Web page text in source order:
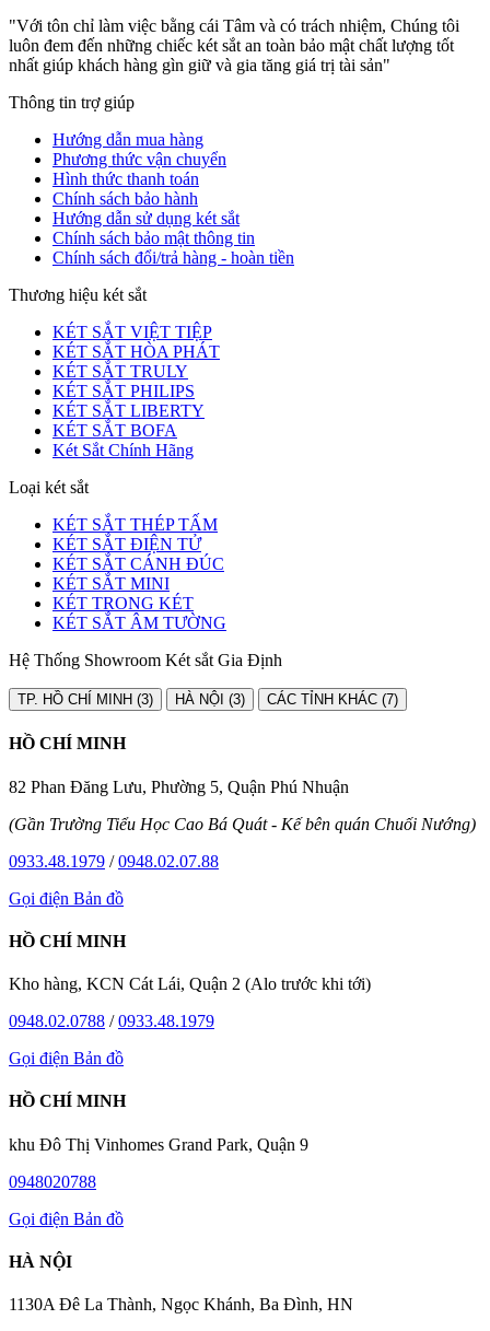
"Với tôn chỉ làm việc bằng cái Tâm và có trách nhiệm, Chúng tôi
luôn đem đến những chiếc két sắt an toàn bảo mật chất lượng tốt
nhất giúp khách hàng gìn giữ và gia tăng giá trị tài sản"
Thông tin trợ giúp
Hướng dẫn mua hàng
Phương thức vận chuyển
Hình thức thanh toán
Chính sách bảo hành
Hướng dẫn sử dụng két sắt
Chính sách bảo mật thông tin
Chính sách đổi/trả hàng - hoàn tiền
Thương hiệu két sắt
KÉT SẮT VIỆT TIỆP
KÉT SẮT HÒA PHÁT
KÉT SẮT TRULY
KÉT SẮT PHILIPS
KÉT SẮT LIBERTY
KÉT SẮT BOFA
Két Sắt Chính Hãng
Loại két sắt
KÉT SẮT THÉP TẤM
KÉT SẮT ĐIỆN TỬ
KÉT SẮT CÁNH ĐÚC
KÉT SẮT MINI
KÉT TRONG KÉT
KÉT SẮT ÂM TƯỜNG
Hệ Thống Showroom Két sắt Gia Định
TP. HỒ CHÍ MINH (3) HÀ NỘI (3) CÁC TỈNH KHÁC (7)
HỒ CHÍ MINH
82 Phan Đăng Lưu, Phường 5, Quận Phú Nhuận
(Gần Trường Tiểu Học Cao Bá Quát - Kế bên quán Chuối Nướng)
0933.48.1979 /0948.02.07.88
Gọi điện Bản đồ
HỒ CHÍ MINH
Kho hàng, KCN Cát Lái, Quận 2 (Alo trước khi tới)
0948.02.0788 /0933.48.1979
Gọi điện Bản đồ
HỒ CHÍ MINH
khu Đô Thị Vinhomes Grand Park, Quận 9
0948020788
Gọi điện Bản đồ
HÀ NỘI
1130A Đê La Thành, Ngọc Khánh, Ba Đình, HN